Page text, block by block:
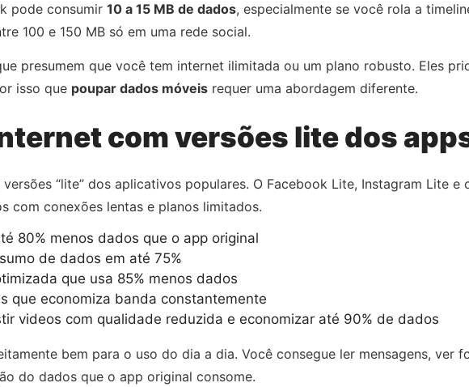
pode consumir 10 a 15 MB de dados, especialmente se você rola a
100 e 150 MB só em uma rede social.
presumem que você tem internet ilimitada ou um plano robusto. Eles
isso que poupar dados móveis requer uma abordagem diferente.
com versões lite dos
“lite” dos aplicativos populares. O Facebook Lite, Instagram Lite
com conexões lentas e planos limitados.
80% menos dados que o app original
de dados em até 75%
que usa 85% menos dados
que economiza banda constantemente
videos com qualidade reduzida e economizar até 90% de dados
bem para o uso do dia a dia. Você consegue ler mensagens, ver
do dados que o app original consome.